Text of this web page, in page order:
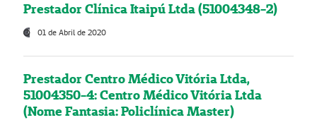
Prestador Clínica Itaipú Ltda (51004348-2)
01 de Abril de 2020
Prestador Centro Médico Vitória Ltda,
51004350-4: Centro Médico Vitória Ltda
(Nome Fantasia: Policlínica Master)